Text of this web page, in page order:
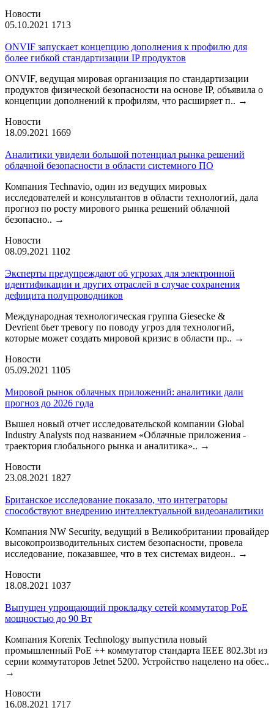
Новости
05.10.2021 1713
ONVIF запускает концепцию дополнения к профилю для
более гибкой стандартизации IP продуктов
ONVIF, ведущая мировая организация по стандартизации
продуктов физической безопасности на основе IP, объявила о
концепции дополнений к профилям, что расширяет п.. →
Новости
18.09.2021 1669
Аналитики увидели большой потенциал рынка решений
облачной безопасности в области системного ПО
Компания Technavio, один из ведущих мировых
исследователей и консультантов в области технологий, дала
прогноз по росту мирового рынка решений облачной
безопасно.. →
Новости
08.09.2021 1102
Эксперты предупреждают об угрозах для электронной
идентификации и других отраслей в случае сохранения
дефицита полупроводников
Международная технологическая группа Giesecke &
Devrient бьет тревогу по поводу угроз для технологий,
которые может создать мировой кризис в области пр.. →
Новости
05.09.2021 1105
Мировой рынок облачных приложений: аналитики дали
прогноз до 2026 года
Вышел новый отчет исследовательской компании Global
Industry Analysts под названием «Облачные приложения -
траектория глобального рынка и аналитика».. →
Новости
23.08.2021 1827
Британское исследование показало, что интеграторы
способствуют внедрению интеллектуальной видеоаналитики
Компания NW Security, ведущий в Великобритании провайдер
высокопроизводительных систем безопасности, провела
исследование, показавшее, что в тех системах видеон.. →
Новости
18.08.2021 1037
Выпущен упрощающий прокладку сетей коммутатор PoE
мощностью до 90 Вт
Компания Korenix Technology выпустила новый
промышленный PoE ++ коммутатор стандарта IEEE 802.3bt из
серии коммутаторов Jetnet 5200. Устройство нацелено на обес..
→
Новости
16.08.2021 1717